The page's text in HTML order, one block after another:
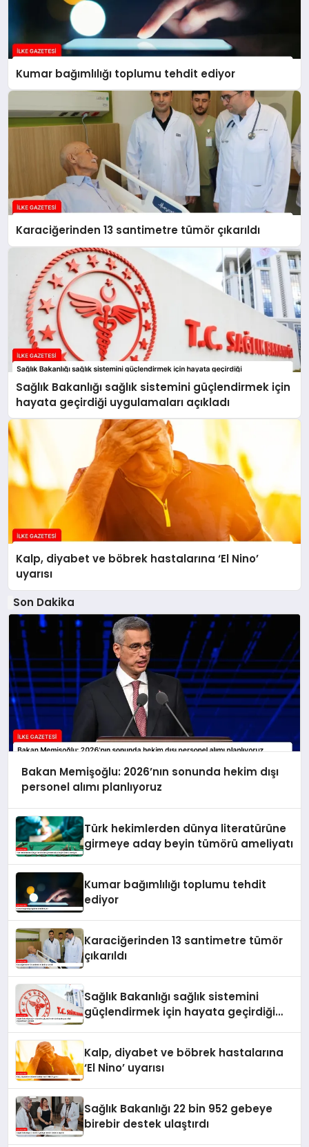
Kumar bağımlılığı toplumu tehdit ediyor
Karaciğerinden 13 santimetre tümör çıkarıldı
Sağlık Bakanlığı sağlık sistemini güçlendirmek için
hayata geçirdiği uygulamaları açıkladı
Kalp, diyabet ve böbrek hastalarına ‘El Nino’
uyarısı
Son Dakika
Bakan Memişoğlu: 2026’nın sonunda hekim dışı
personel alımı planlıyoruz
Türk hekimlerden dünya literatürüne
girmeye aday beyin tümörü ameliyatı
Kumar bağımlılığı toplumu tehdit
ediyor
Karaciğerinden 13 santimetre tümör
çıkarıldı
Sağlık Bakanlığı sağlık sistemini
güçlendirmek için hayata geçirdiği
Kalp, diyabet ve böbrek hastalarına
‘El Nino’ uyarısı
Sağlık Bakanlığı 22 bin 952 gebeye
birebir destek ulaştırdı